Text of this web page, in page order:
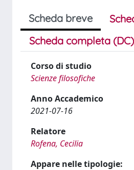
Scheda breve
Scheda completa (DC)
Corso di studio
Scienze filosofiche
Anno Accademico
2021-07-16
Relatore
Rofena, Cecilia
Appare nelle tipologie: